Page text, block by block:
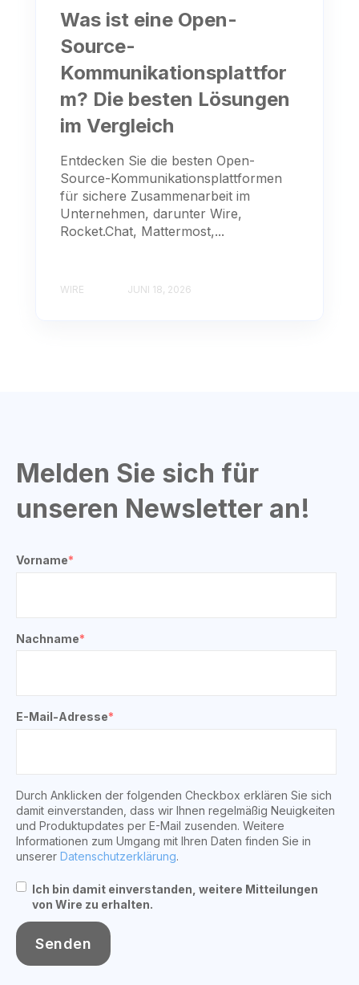
Was ist eine Open-
Source-
Kommunikationsplattfor
m? Die besten Lösungen
im Vergleich
Entdecken Sie die besten Open-
Source-Kommunikationsplattformen
für sichere Zusammenarbeit im
Unternehmen, darunter Wire,
Rocket.Chat, Mattermost,...
WIRE JUNI 18, 2026
Melden Sie sich für
unseren Newsletter an!
Vorname*
Nachname*
E-Mail-Adresse*
Durch Anklicken der folgenden Checkbox erklären Sie sich
damit einverstanden, dass wir Ihnen regelmäßig Neuigkeiten
und Produktupdates per E-Mail zusenden. Weitere
Informationen zum Umgang mit Ihren Daten finden Sie in
unserer Datenschutzerklärung.
Ich bin damit einverstanden, weitere Mitteilungen
von Wire zu erhalten.